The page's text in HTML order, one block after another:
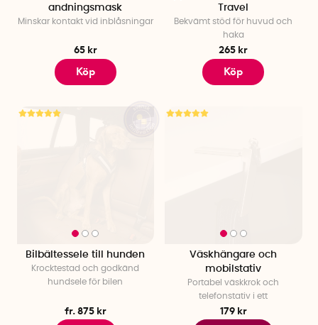
andningsmask
Minskar kontakt vid inblåsningar
65 kr
Köp
Travel
Bekvämt stöd för huvud och
haka
265 kr
Köp
Bilbältessele till hunden
Krocktestad och godkänd
hundsele för bilen
fr. 875 kr
Väskhängare och
mobilstativ
Portabel väskkrok och
telefonstativ i ett
179 kr